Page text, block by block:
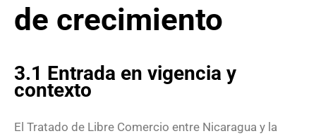
de crecimiento
3.1 Entrada en vigencia y
contexto
El Tratado de Libre Comercio entre Nicaragua y la